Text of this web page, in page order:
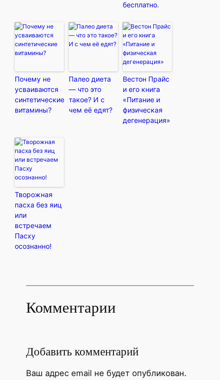
бесплатно.
Почему не
усваиваются
синтетические
витамины?
Палео диета
— что это
такое? И с
чем её едят?
Вестон Прайс
и его книга
«Питание и
физическая
дегенерация»
Творожная
пасха без яиц
или
встречаем
Пасху
осознанно!
Комментарии
Добавить комментарий
Ваш адрес email не будет опубликован.